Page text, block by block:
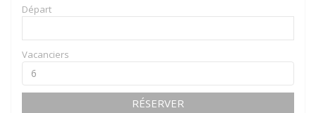
Départ
Vacanciers
RÉSERVER